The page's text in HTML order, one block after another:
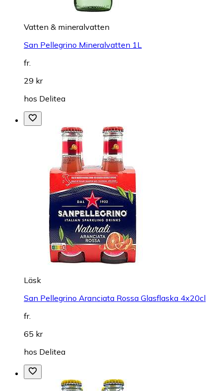
Vatten & mineralvatten
San Pellegrino Mineralvatten 1L
fr.
29 kr
hos Delitea
Läsk
San Pellegrino Aranciata Rossa Glasflaska 4x20cl
fr.
65 kr
hos Delitea